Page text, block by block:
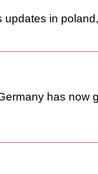
updates in
has now